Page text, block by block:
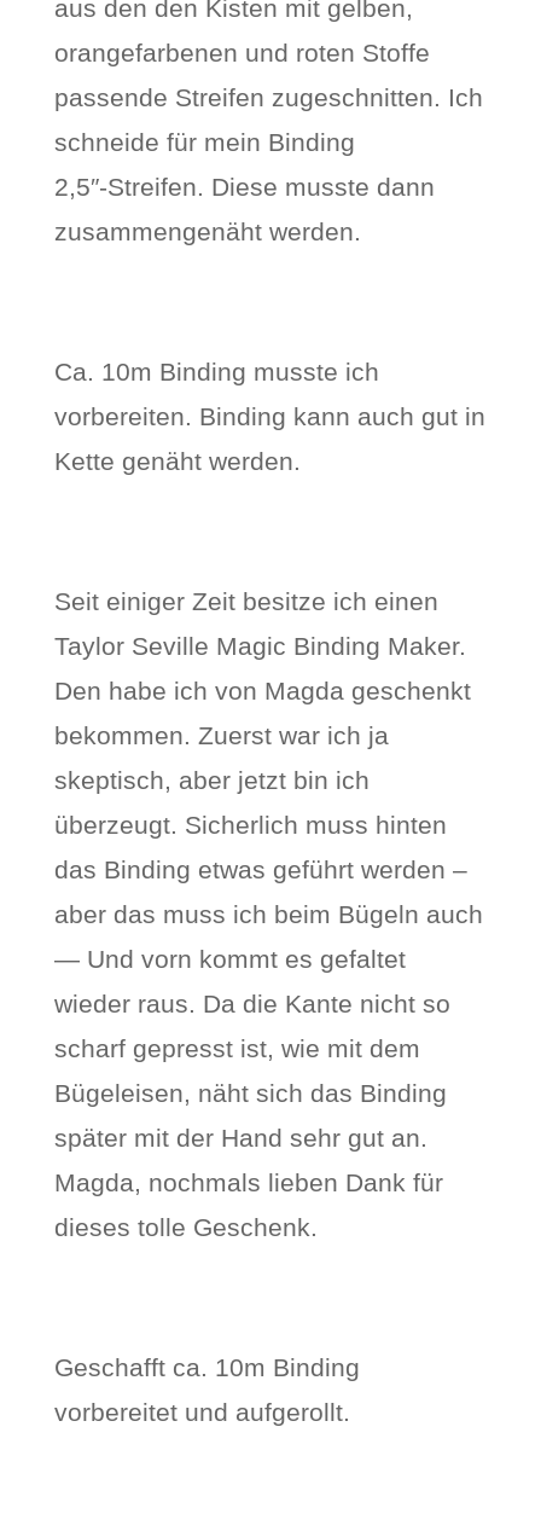
aus den den Kisten mit gelben,
orangefarbenen und roten Stoffe
passende Streifen zugeschnitten. Ich
schneide für mein Binding
2,5″-Streifen. Diese musste dann
zusammengenäht werden.
Ca. 10m Binding musste ich
vorbereiten. Binding kann auch gut in
Kette genäht werden.
Seit einiger Zeit besitze ich einen
Taylor Seville Magic Binding Maker.
Den habe ich von Magda geschenkt
bekommen. Zuerst war ich ja
skeptisch, aber jetzt bin ich
überzeugt. Sicherlich muss hinten
das Binding etwas geführt werden –
aber das muss ich beim Bügeln auch
— Und vorn kommt es gefaltet
wieder raus. Da die Kante nicht so
scharf gepresst ist, wie mit dem
Bügeleisen, näht sich das Binding
später mit der Hand sehr gut an.
Magda, nochmals lieben Dank für
dieses tolle Geschenk.
Geschafft ca. 10m Binding
vorbereitet und aufgerollt.